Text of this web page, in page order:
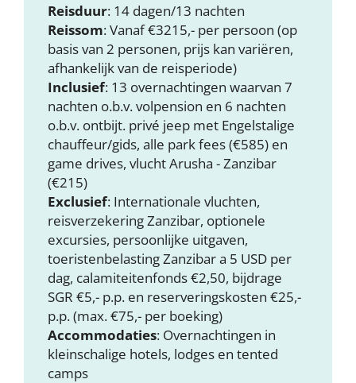
Reisduur: 14 dagen/13 nachten
Reissom: Vanaf €3215,- per persoon (op
basis van 2 personen, prijs kan variëren,
afhankelijk van de reisperiode)
Inclusief: 13 overnachtingen waarvan 7
nachten o.b.v. volpension en 6 nachten
o.b.v. ontbijt. privé jeep met Engelstalige
chauffeur/gids, alle park fees (€585) en
game drives, vlucht Arusha - Zanzibar
(€215)
Exclusief: Internationale vluchten,
reisverzekering Zanzibar, optionele
excursies, persoonlijke uitgaven,
toeristenbelasting Zanzibar a 5 USD per
dag, calamiteitenfonds €2,50, bijdrage
SGR €5,- p.p. en reserveringskosten €25,-
p.p. (max. €75,- per boeking)
Accommodaties: Overnachtingen in
kleinschalige hotels, lodges en tented
camps